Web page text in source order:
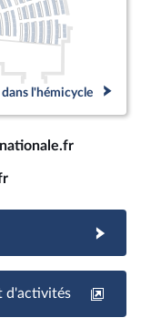
l'hémicycle
d'activités